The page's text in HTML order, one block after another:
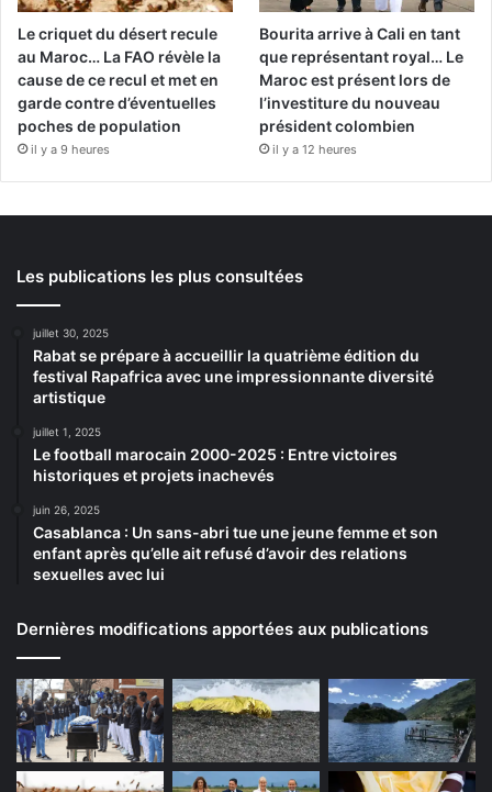
Le criquet du désert recule
au Maroc… La FAO révèle la
cause de ce recul et met en
garde contre d’éventuelles
poches de population
il y a 9 heures
Bourita arrive à Cali en tant
que représentant royal… Le
Maroc est présent lors de
l’investiture du nouveau
président colombien
il y a 12 heures
Les publications les plus consultées
juillet 30, 2025
Rabat se prépare à accueillir la quatrième édition du
festival Rapafrica avec une impressionnante diversité
artistique
juillet 1, 2025
Le football marocain 2000-2025 : Entre victoires
historiques et projets inachevés
juin 26, 2025
Casablanca : Un sans-abri tue une jeune femme et son
enfant après qu’elle ait refusé d’avoir des relations
sexuelles avec lui
Dernières modifications apportées aux publications